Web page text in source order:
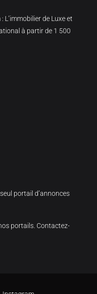
: L’immobilier de Luxe et
à partir de 1 500
seul portail d’annonces
portails. Contactez-